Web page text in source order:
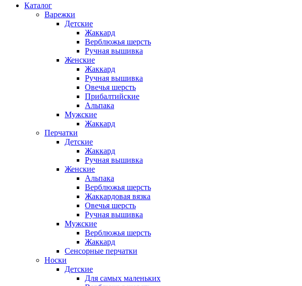
Каталог
Варежки
Детские
Жаккард
Верблюжья шерсть
Ручная вышивка
Женские
Жаккард
Ручная вышивка
Овечья шерсть
Прибалтийские
Альпака
Мужские
Жаккард
Перчатки
Детские
Жаккард
Ручная вышивка
Женские
Альпака
Верблюжья шерсть
Жаккардовая вязка
Овечья шерсть
Ручная вышивка
Мужские
Верблюжья шерсть
Жаккард
Сенсорные перчатки
Носки
Детские
Для самых маленьких